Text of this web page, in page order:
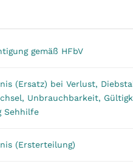
gemäß HFbV
(Ersatz) bei Verlust,
Unbrauchbarkeit,
Sehhilfe
(Ersterteilung)